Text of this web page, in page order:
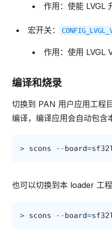
作用：使能 LVGL
宏开关：
作用：使用 LVGL
编译和烧录
切换到 PAN 用户应用工程
编译，编译应用会自动包含
> scons --board=
也可以切换到本 loader 工程
> scons --board=